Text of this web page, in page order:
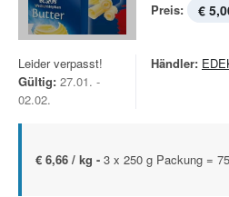
Preis: €
Leider verpasst!
Gültig: 27.01. -
02.02.
Händler:
€ 6,66 / kg - 3 x 250 g Packung =